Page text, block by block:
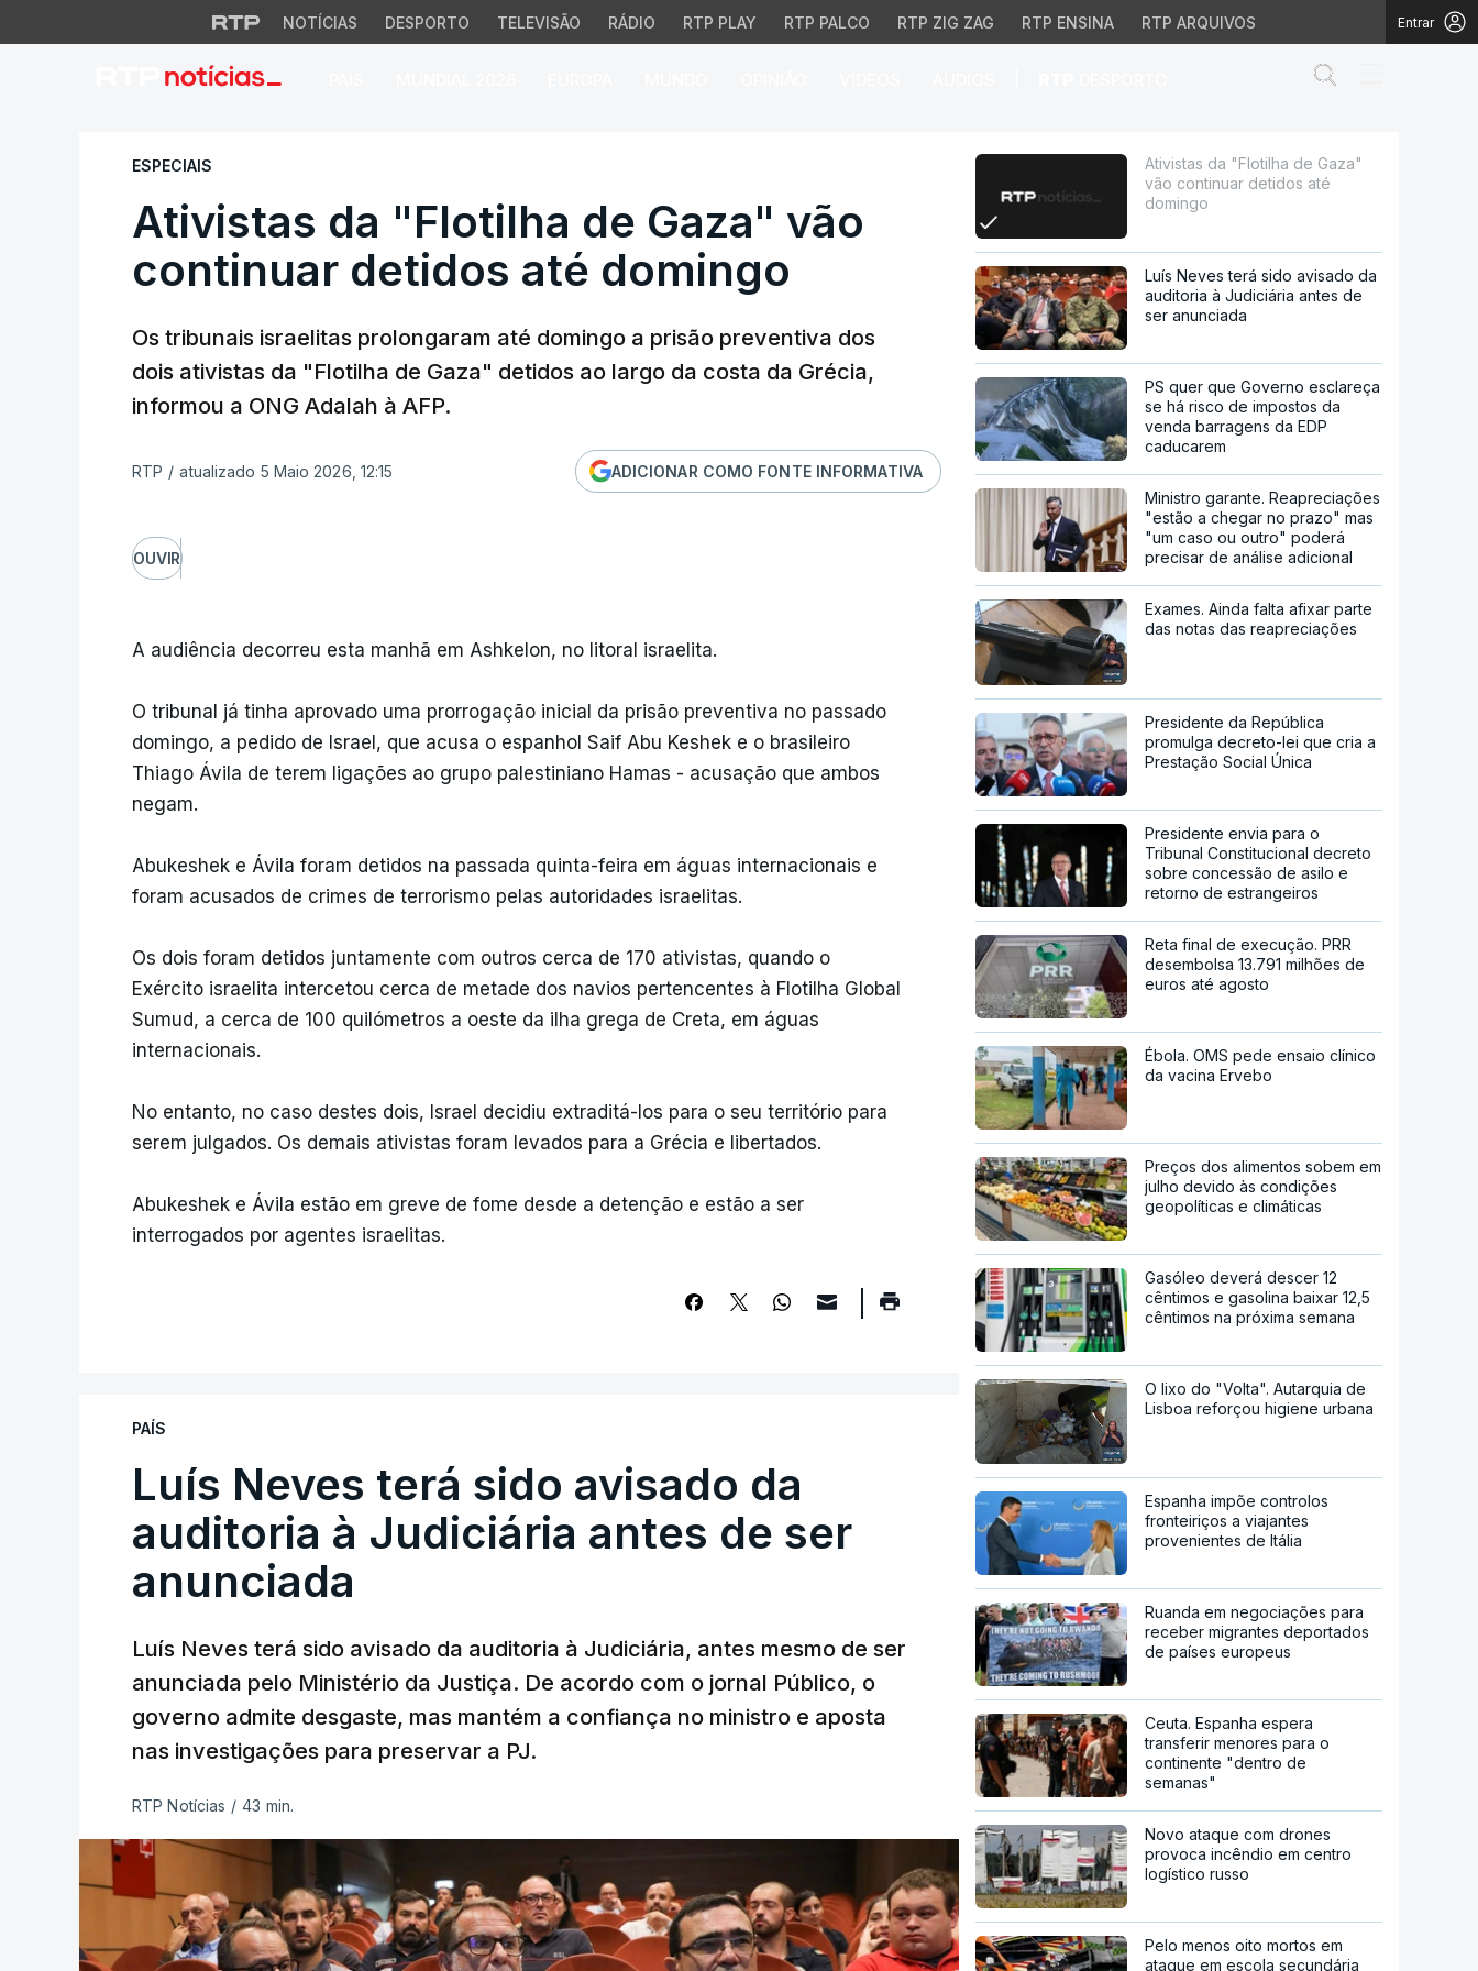
NOTÍCIAS DESPORTO TELEVISÃO RÁDIO RTP PLAY RTP PALCO RTP ZIG ZAG RTP ENSINA RTP ARQUIVOS Entrar
Ativistas da "Flotilha de Gaza" vão continuar detidos até domingo
ESPECIAIS
Ativistas da "Flotilha de Gaza" vão
continuar detidos até domingo
Os tribunais israelitas prolongaram até domingo a prisão preventiva dos
dois ativistas da "Flotilha de Gaza" detidos ao largo da costa da Grécia,
informou a ONG Adalah à AFP.
RTP / atualizado 5 Maio 2026, 12:15 ADICIONAR COMO FONTE INFORMATIVA
OUVIR
A audiência decorreu esta manhã em Ashkelon, no litoral israelita.
O tribunal já tinha aprovado uma prorrogação inicial da prisão preventiva no passado
domingo, a pedido de Israel, que acusa o espanhol Saif Abu Keshek e o brasileiro
Thiago Ávila de terem ligações ao grupo palestiniano Hamas - acusação que ambos
negam.
Abukeshek e Ávila foram detidos na passada quinta-feira em águas internacionais e
foram acusados de crimes de terrorismo pelas autoridades israelitas.
Os dois foram detidos juntamente com outros cerca de 170 ativistas, quando o
Exército israelita intercetou cerca de metade dos navios pertencentes à Flotilha Global
Sumud, a cerca de 100 quilómetros a oeste da ilha grega de Creta, em águas
internacionais.
No entanto, no caso destes dois, Israel decidiu extraditá-los para o seu território para
serem julgados. Os demais ativistas foram levados para a Grécia e libertados.
Abukeshek e Ávila estão em greve de fome desde a detenção e estão a ser
interrogados por agentes israelitas.
PAÍS
Luís Neves terá sido avisado da
auditoria à Judiciária antes de ser
anunciada
Luís Neves terá sido avisado da auditoria à Judiciária, antes mesmo de ser
anunciada pelo Ministério da Justiça. De acordo com o jornal Público, o
governo admite desgaste, mas mantém a confiança no ministro e aposta
nas investigações para preservar a PJ.
RTP Notícias / 43 min.
Ativistas da "Flotilha de Gaza"
vão continuar detidos até
domingo
Luís Neves terá sido avisado da
auditoria à Judiciária antes de
ser anunciada
PS quer que Governo esclareça
se há risco de impostos da
venda barragens da EDP
caducarem
Ministro garante. Reapreciações
"estão a chegar no prazo" mas
"um caso ou outro" poderá
precisar de análise adicional
Exames. Ainda falta afixar parte
das notas das reapreciações
Presidente da República
promulga decreto-lei que cria a
Prestação Social Única
Presidente envia para o
Tribunal Constitucional decreto
sobre concessão de asilo e
retorno de estrangeiros
Reta final de execução. PRR
desembolsa 13.791 milhões de
euros até agosto
Ébola. OMS pede ensaio clínico
da vacina Ervebo
Preços dos alimentos sobem em
julho devido às condições
geopolíticas e climáticas
Gasóleo deverá descer 12
cêntimos e gasolina baixar 12,5
cêntimos na próxima semana
O lixo do "Volta". Autarquia de
Lisboa reforçou higiene urbana
Espanha impõe controlos
fronteiriços a viajantes
provenientes de Itália
Ruanda em negociações para
receber migrantes deportados
de países europeus
Ceuta. Espanha espera
transferir menores para o
continente "dentro de
semanas"
Novo ataque com drones
provoca incêndio em centro
logístico russo
Pelo menos oito mortos em
ataque em escola secundária